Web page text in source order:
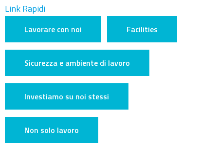
Link Rapidi
Lavorare con noi Facilities
Sicurezza e ambiente di lavoro
Investiamo su noi stessi
Non solo lavoro